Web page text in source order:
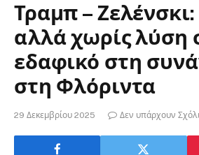
Τραμπ –
αλλά χωρίς λύση
εδαφικό στη
στη Φλόριντα
29 Δεκεμβρίου 2025 Δεν υπάρχουν